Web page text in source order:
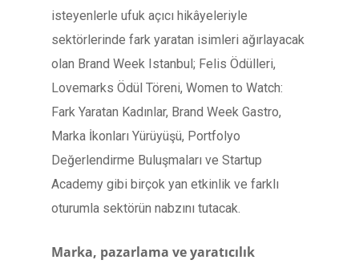
isteyenlerle ufuk açıcı hikâyeleriyle
sektörlerinde fark yaratan isimleri ağırlayacak
olan Brand Week Istanbul; Felis Ödülleri,
Lovemarks Ödül Töreni, Women to Watch:
Fark Yaratan Kadınlar, Brand Week Gastro,
Marka İkonları Yürüyüşü, Portfolyo
Değerlendirme Buluşmaları ve Startup
Academy gibi birçok yan etkinlik ve farklı
oturumla sektörün nabzını tutacak.
Marka, pazarlama ve yaratıcılık